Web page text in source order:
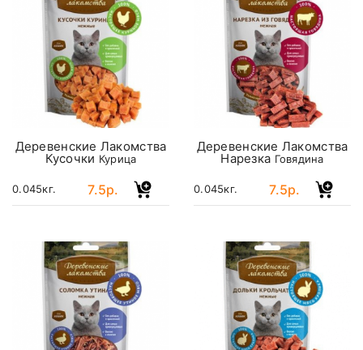
Деревенские Лакомства
Кусочки Курица
0.045кг. 7.5р.
Деревенские Лакомства
Нарезка Говядина
0.045кг. 7.5р.